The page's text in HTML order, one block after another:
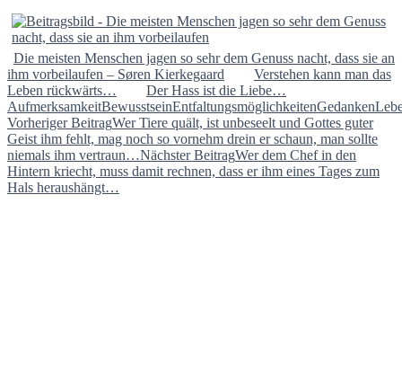
Die meisten Menschen jagen so sehr dem Genuss nacht, dass sie an
ihm vorbeilaufen – Søren Kierkegaard
Verstehen kann man das
Leben rückwärts…
Der Hass ist die Liebe…
AufmerksamkeitBewusstseinEntfaltungsmöglichkeitenGedanken
Beitragsnavigation
Vorheriger BeitragWer Tiere quält, ist unbeseelt und Gottes guter
Geist ihm fehlt, mag noch so vornehm drein er schaun, man sollte
niemals ihm vertraun…Nächster BeitragWer dem Chef in den
Hintern kriecht, muss damit rechnen, dass er ihm eines Tages zum
Hals heraushängt…